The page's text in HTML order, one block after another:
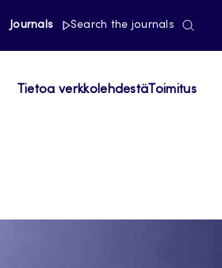
Journals Search the journals
Tietoa verkkolehdestä Toimitus